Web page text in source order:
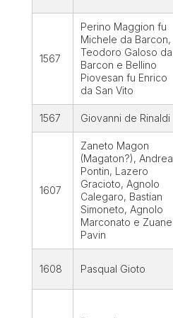
1567
Perino Maggion fu
Michele da Barcon,
Teodoro Galoso da
Barcon e Bellino
Piovesan fu Enrico
da San Vito
1567 Giovanni de Rinaldi
1607
Zaneto Magon
(Magaton?), Andrea
Pontin, Lazero
Gracioto, Agnolo
Calegaro, Bastian
Simoneto, Agnolo
Marconato e Zuane
Pavin
1608 Pasqual Gioto